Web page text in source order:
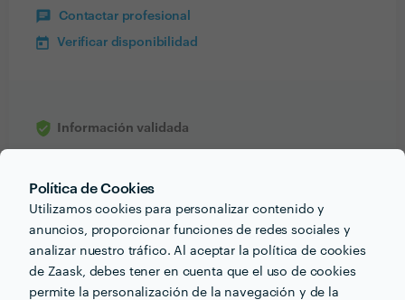
Política de Cookies
Utilizamos cookies para personalizar contenido y
anuncios, proporcionar funciones de redes sociales y
analizar nuestro tráfico. Al aceptar la política de cookies
de Zaask, debes tener en cuenta que el uso de cookies
permite la personalización de la navegación y de la
Contactar profesional
Verificar disponibilidad
Información validada
Recibe varias propuestas de profesionales como
Ismael Zamoraen pocas horas.